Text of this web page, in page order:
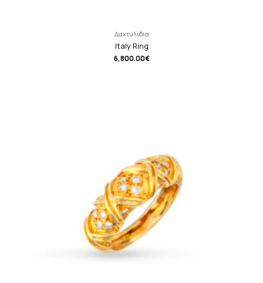
Δαχτυλίδια
Italy Ring
6,800.00€